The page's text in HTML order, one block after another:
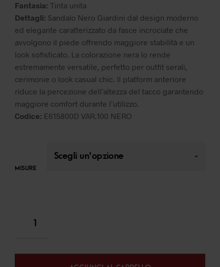
Fantasia: Tinta unita
Dettagli: Sandalo Nero Giardini dal design moderno
ed elegante caratterizzato da fasce incrociate che
avvolgono il piede offrendo maggiore stabilità e un
look sofisticato. La colorazione nera lo rende
estremamente versatile, perfetto per outfit serali,
cerimonie o look casual chic. Il platform anteriore
riduce la percezione dell’altezza del tacco garantendo
maggiore comfort durante l’utilizzo.
Codice: E615800D VAR.100 NERO
MISURE